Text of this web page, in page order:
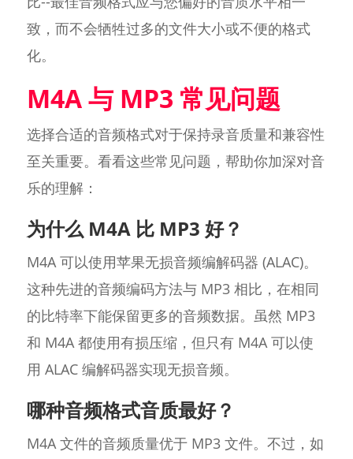
致，而不会牺牲过多的文件大小或不便的格式
化。
M4A 与 MP3 常见问题
选择合适的音频格式对于保持录音质量和兼容性
至关重要。看看这些常见问题，帮助你加深对音
乐的理解：
为什么 M4A 比 MP3 好？
M4A 可以使用苹果无损音频编解码器 (ALAC)。
这种先进的音频编码方法与 MP3 相比，在相同
的比特率下能保留更多的音频数据。虽然 MP3
和 M4A 都使用有损压缩，但只有 M4A 可以使
用 ALAC 编解码器实现无损音频。
哪种音频格式音质最好？
M4A 文件的音频质量优于 MP3 文件。不过，如